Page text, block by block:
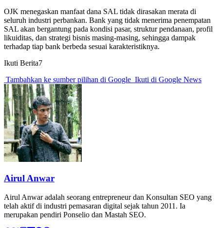
OJK menegaskan manfaat dana SAL tidak dirasakan merata di
seluruh industri perbankan. Bank yang tidak menerima penempatan
SAL akan bergantung pada kondisi pasar, struktur pendanaan, profil
likuiditas, dan strategi bisnis masing-masing, sehingga dampak
terhadap tiap bank berbeda sesuai karakteristiknya.
Ikuti Berita7
Tambahkan ke sumber pilihan di Google Ikuti di Google News
Airul Anwar
Airul Anwar adalah seorang entrepreneur dan Konsultan SEO yang
telah aktif di industri pemasaran digital sejak tahun 2011. Ia
merupakan pendiri Ponselio dan Mastah SEO.